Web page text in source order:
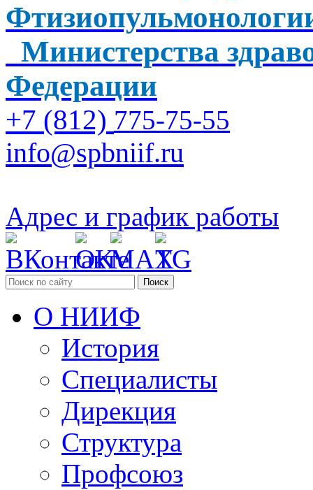
Министерства
Федерации
+7 (812) 775-75-55
info@spbniif.ru
Адрес и график работы
Поиск
О НИИФ
История
Специалисты
Дирекция
Структура
Профсоюз